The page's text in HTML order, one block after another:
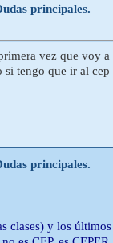
principales.
vez que voy
tengo que ir al
principales.
clases) y los